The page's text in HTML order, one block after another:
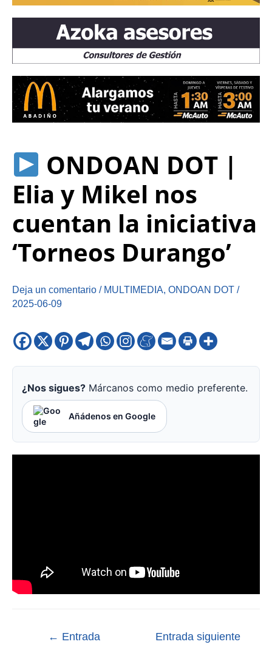
ONDOAN DOT |
Elia y Mikel nos
cuentan la iniciativa
‘Torneos Durango’
Deja un comentario / MULTIMEDIA, ONDOAN DOT /
2025-06-09
¿Nos sigues? Márcanos como medio preferente.
Añádenos en Google
← Entrada
Entrada siguiente